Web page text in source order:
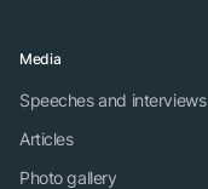
Media
Speeches and interviews
Articles
Photo gallery